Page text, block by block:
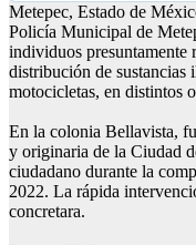
Metepec, Estado de
Policía Municipal de
individuos presuntamente
distribución de
motocicletas, en distintos
En la colonia Bellavista,
y originaria de la Ciudad
ciudadano durante la
2022. La rápida
concretara.